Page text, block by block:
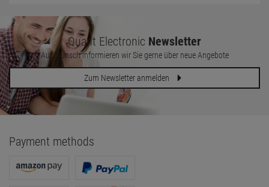
Quant Electronic Newsletter
Auf Wunsch informieren wir Sie gerne über neue Angebote
Zum Newsletter anmelden
Payment methods